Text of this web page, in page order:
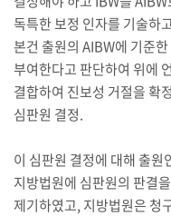
독특한 보정 인자를 기술하
본건 출원의 AIBW에 기준
부여한다고 판단하여 위에
결합하여 진보성 거절을 확
심판원 결정.
이 심판원 결정에 대해 출
지방법원에 심판원의 판결
제기하였고, 지방법원은 청